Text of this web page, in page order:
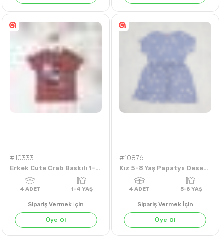
PETROL EKRU
#10333
Erkek Cute Crab Baskılı 1-4 Yaş Tişört
Sipariş Vermek İçin
Üye Ol
#10876
Kız 5-8 Yaş Papatya Desenli Elbise
Sipariş Vermek İçin
Üye Ol